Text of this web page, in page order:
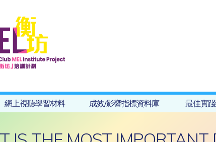
網上視聽學習材料 成效/影響指標資料庫 最佳實踐